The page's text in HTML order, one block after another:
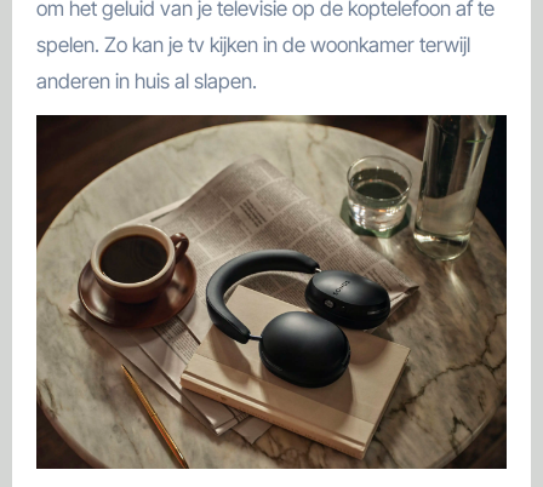
om het geluid van je televisie op de koptelefoon af te
spelen. Zo kan je tv kijken in de woonkamer terwijl
anderen in huis al slapen.